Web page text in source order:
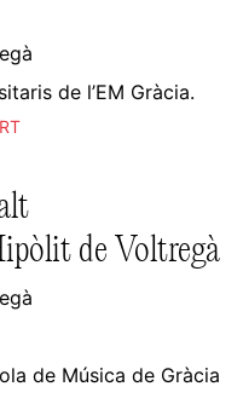
de l’EM Gràcia.
de Voltregà
de Música de Gràcia